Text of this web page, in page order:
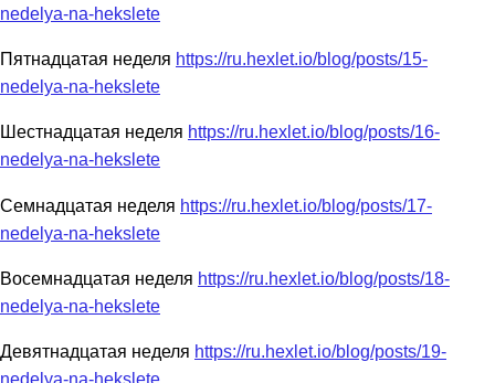
nedelya-na-hekslete
Пятнадцатая неделя https://ru.hexlet.io/blog/posts/15-
nedelya-na-hekslete
Шестнадцатая неделя https://ru.hexlet.io/blog/posts/16-
nedelya-na-hekslete
Семнадцатая неделя https://ru.hexlet.io/blog/posts/17-
nedelya-na-hekslete
Восемнадцатая неделя https://ru.hexlet.io/blog/posts/18-
nedelya-na-hekslete
Девятнадцатая неделя https://ru.hexlet.io/blog/posts/19-
nedelya-na-hekslete